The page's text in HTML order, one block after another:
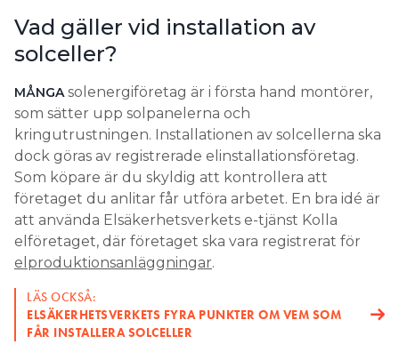
Vad gäller vid installation av
solceller?
MÅNGAsolenergiföretag är i första hand montörer,
som sätter upp solpanelerna och
kringutrustningen. Installationen av solcellerna ska
dock göras av registrerade elinstallationsföretag.
Som köpare är du skyldig att kontrollera att
företaget du anlitar får utföra arbetet. En bra idé är
att använda Elsäkerhetsverkets e-tjänst Kolla
elföretaget, där företaget ska vara registrerat för
elproduktionsanläggningar.
LÄS OCKSÅ:
ELSÄKERHETSVERKETS FYRA PUNKTER OM VEM SOM
FÅR INSTALLERA SOLCELLER